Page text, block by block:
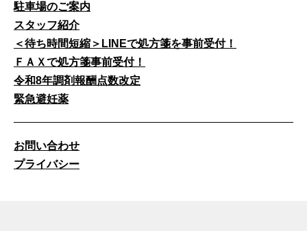
駐車場のご案内
スタッフ紹介
＜待ち時間短縮＞LINEで処方箋を事前受付！
ＦＡＸで処方箋事前受付！
令和8年調剤報酬点数改定
緊急避妊薬
お問い合わせ
プライバシー